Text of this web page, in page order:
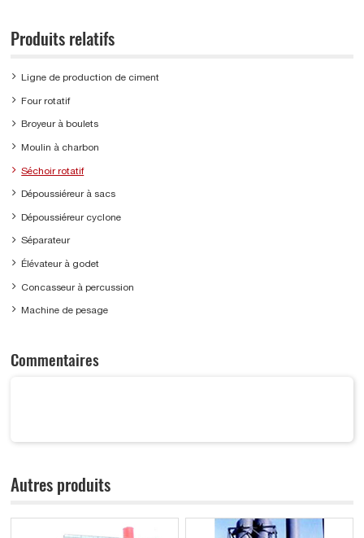
Produits relatifs
Ligne de production de ciment
Four rotatif
Broyeur à boulets
Moulin à charbon
Séchoir rotatif
Dépoussiéreur à sacs
Dépoussiéreur cyclone
Séparateur
Élévateur à godet
Concasseur à percussion
Machine de pesage
Commentaires
Autres produits